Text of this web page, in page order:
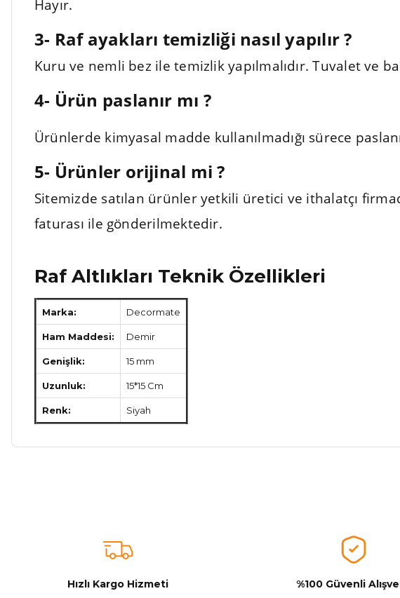
Hayır.
3- Raf ayakları temizliği nasıl yapılır ?
Kuru ve nemli bez ile temizlik yapılmalıdır. Tuvalet ve
4- Ürün paslanır mı ?
Ürünlerde kimyasal madde kullanılmadığı sürece
5- Ürünler orijinal mi ?
Sitemizde satılan ürünler yetkili üretici ve ithalatçı
faturası ile gönderilmektedir.
Raf Altlıkları Teknik Özellikleri
Marka: Decormate
Ham Maddesi: Demir
Genişlik: 15 mm
Uzunluk: 15*15 Cm
Renk: Siyah
Ürün açıklamasında eksik bilgiler bulunuyor.
Hızlı Kargo Hizmeti
%100 Güvenli